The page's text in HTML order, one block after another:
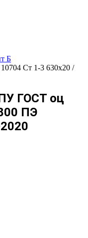
Б
Ст 1-3 630x20 /
ГОСТ оц
ПЭ